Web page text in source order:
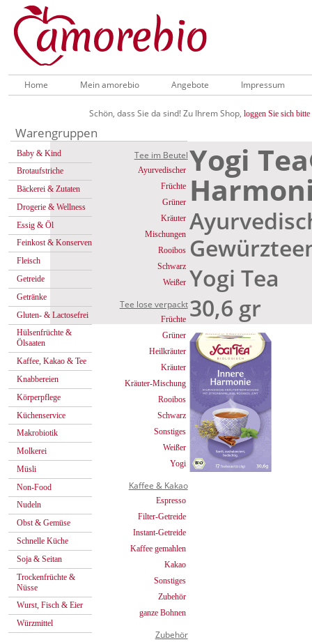
Home Mein amorebio Angebote Impressum
Schön, dass Sie da sind! Zu Ihrem Shop, loggen Sie sich bitte
Warengruppen
Baby & Kind
Brotaufstriche
Bäckerei & Zutaten
Drogerie & Wellness
Essig & Öl
Feinkost & Konserven
Fleisch
Getreide
Getränke
Gluten- & Lactosefrei
Hülsenfrüchte &
Ölsaaten
Kaffee, Kakao & Tee
Knabbereien
Körperpflege
Küchenservice
Makrobiotik
Molkerei
Müsli
Non-Food
Nudeln
Obst & Gemüse
Schnelle Küche
Soja & Seitan
Trockenfrüchte &
Nüsse
Wurst, Fisch & Eier
Würzmittel
Tee im Beutel
Ayurvedischer
Früchte
Grüner
Kräuter
Mischungen
Rooibos
Schwarz
Weißer
Tee lose verpackt
Früchte
Grüner
Heilkräuter
Kräuter
Kräuter-Mischung
Rooibos
Schwarz
Sonstiges
Weißer
Yogi
Kaffee & Kakao
Espresso
Filter-Getreide
Instant-Getreide
Kaffee gemahlen
Kakao
Sonstiges
Zubehör
ganze Bohnen
Zubehör
Yogi
Yogi Tea
30,6 gr